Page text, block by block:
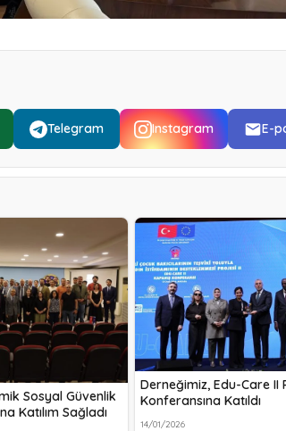
Telegram Instagram E-
Sosyal Güvenlik
Katılım Sağladı
Derneğimiz, Edu-Care II
Konferansına Katıldı
14/01/2026